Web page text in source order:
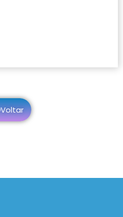
Voltar